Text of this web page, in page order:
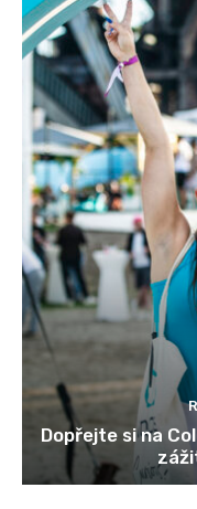
Dopřejte si na